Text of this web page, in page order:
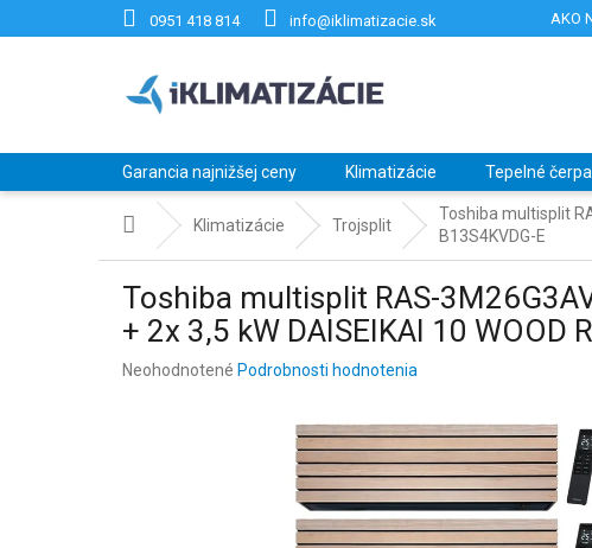
0951 418 814 info@iklimatizacie.sk AKO
Garancia najnižšej ceny Klimatizácie Tepelné
DomovKlimatizácie Trojsplit
Toshiba multisplit
B13S4KVDG-E
Toshiba multisplit RAS-
+ 2x 3,5 kW DAISEIKAI 10 WOOD
Priemerné
Neohodnotené Podrobnosti hodnotenia